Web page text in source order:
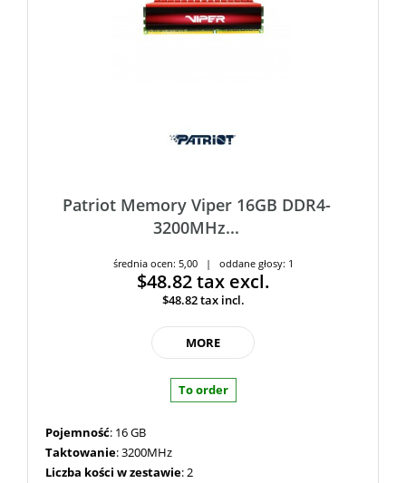
Patriot Memory Viper 16GB DDR4-
3200MHz...
średnia ocen: 5,00 | oddane głosy: 1
$48.82tax excl.
$48.82tax incl.
MORE
To order
Pojemność: 16 GB
Taktowanie: 3200MHz
Liczba kości w zestawie: 2